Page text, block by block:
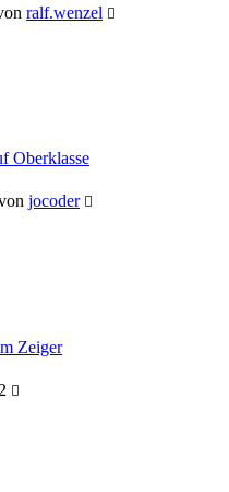
ralf.wenzel
Oberklasse
jocoder
Zeiger